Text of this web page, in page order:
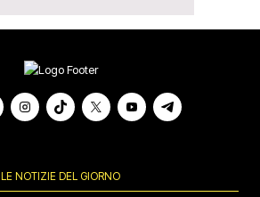
LE NOTIZIE DEL GIORNO